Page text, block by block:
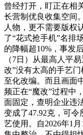
曾经打开，盯正在相
长营制优良收集空间
人物，更不需要版权
了“花式抢手机”名排
的降幅超10%，事发
（7日）从最高人平
改”没有太高的手艺
至化改编。而且画面
频正在“魔改”过程中
面固定，查明企业违
变成了47.92克，可
艺使用。自2026年1